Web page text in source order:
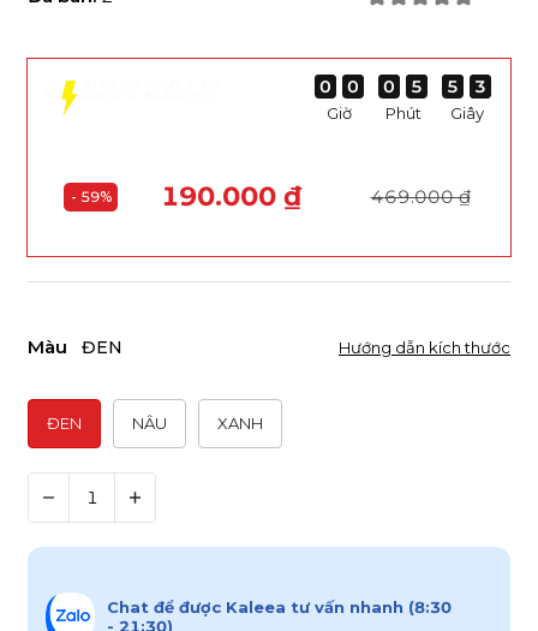
Màu ĐEN
ĐEN NÂU XANH
Hướng dẫn kích thước
0
0
0
0 0
0
0
0 0
0
0
0 5
5
5
5 5
5
5
5 3
2
3
2
Giờ Phút Giây
190.000 ₫ 469.000 ₫
- 59%
Chat để được Kaleea tư vấn nhanh (8:30
- 21:30)